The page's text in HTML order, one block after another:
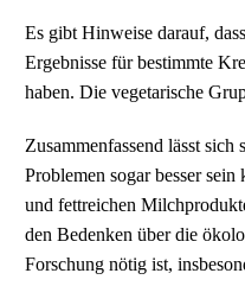
Es gibt Hinweise darauf,
Ergebnisse für bestimmte
haben. Die vegetarische
Zusammenfassend lässt
Problemen sogar besser
und fettreichen
den Bedenken über die
Forschung nötig ist,